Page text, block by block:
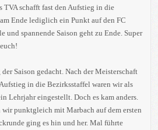
TVA schafft fast den Aufstieg in die
Ende lediglich ein Punkt auf den FC
und spannende Saison geht zu Ende. Super
der Saison gedacht. Nach der Meisterschaft
in die Bezirksstaffel waren wir als
Lehrjahr eingestellt. Doch es kam anders.
wir punktgleich mit Marbach auf dem ersten
ging es hin und her. Mal führte